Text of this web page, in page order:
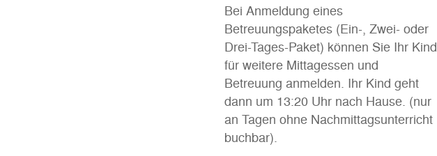
Bei Anmeldung eines
Betreuungspaketes (Ein-, Zwei- oder
Drei-Tages-Paket) können Sie Ihr Kind
für weitere Mittagessen und
Betreuung anmelden. Ihr Kind geht
dann um 13:20 Uhr nach Hause. (nur
an Tagen ohne Nachmittagsunterricht
buchbar).